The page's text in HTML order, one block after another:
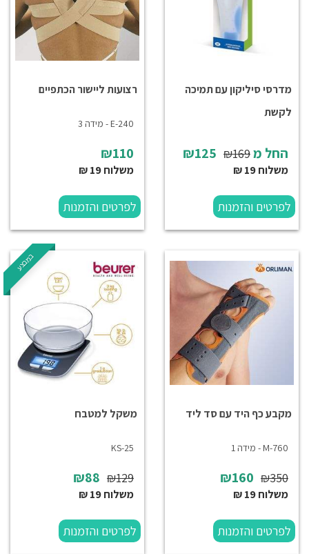
מדרסי סיליקון עם תמיכה
לקשת
החל מ₪169
משלוח 19 ₪
לפרטים והזמנות
רצועות ליישור הכתפיים
E-240 - מידה 3
₪110
משלוח 19 ₪
לפרטים והזמנות
מקבע כף היד עם סד ליד
M-760 - מידה 1
₪160 ₪350
משלוח 19 ₪
לפרטים והזמנות
במבצע
משקל למטבח
KS-25
₪88 ₪129
משלוח 19 ₪
לפרטים והזמנות